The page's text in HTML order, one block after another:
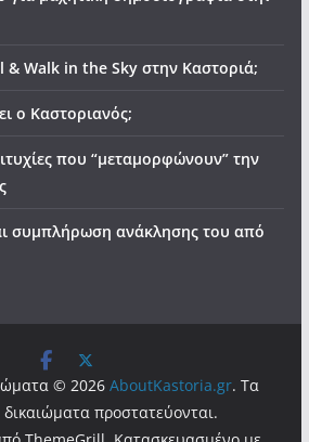
& Walk in the Sky στην Καστοριά;
ο Καστοριανός;
που “μεταμορφώνουν” την
συμπλήρωση ανάκλησης του από
© 2026AboutKastoria.gr. Τα
προστατεύονται.